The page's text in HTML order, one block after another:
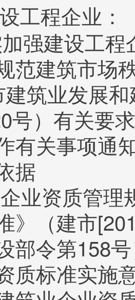
工程企业：
强建设工程
范建筑市场
筑业发展
号）有关要
有关事项通
据
企业资质管
》（建市
部令第158
质标准实施